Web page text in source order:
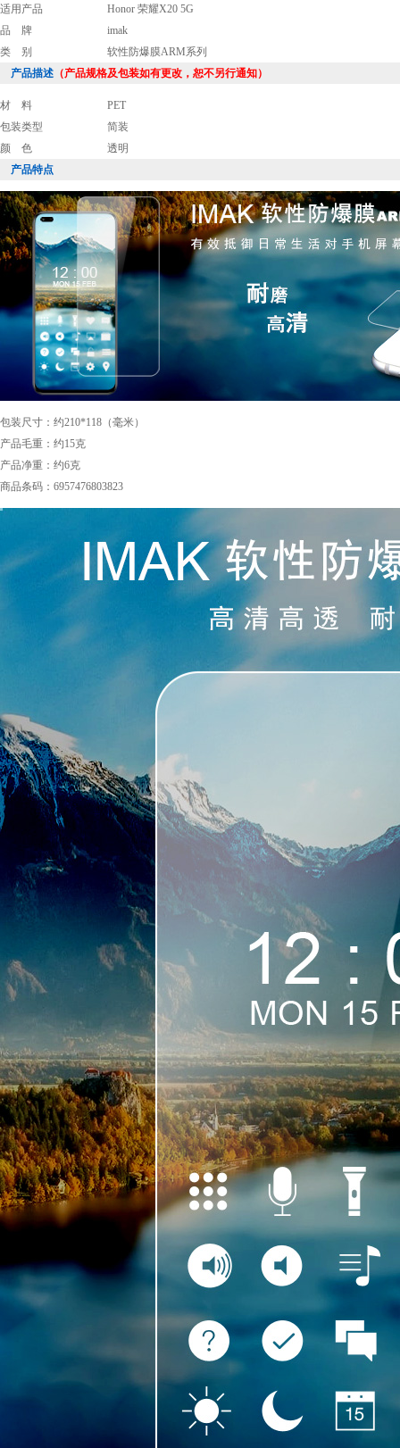
适用产品
Honor 荣耀X20 5G
品 牌
imak
类 别
软性防爆膜ARM系列
产品描述 （产品规格及包装如有更改，恕不另行通知）
材 料
PET
包装类型
简装
颜 色
透明
产品特点
包装尺寸：约210*118（毫米）
产品毛重：约15克
产品净重：约6克
商品条码：6957476803823